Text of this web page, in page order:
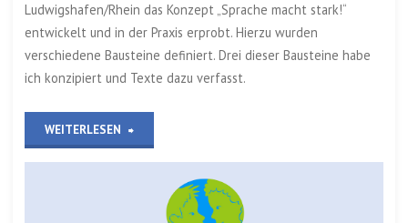
Ludwigshafen/Rhein das Konzept „Sprache macht stark!“
entwickelt und in der Praxis erprobt. Hierzu wurden
verschiedene Bausteine definiert. Drei dieser Bausteine habe
ich konzipiert und Texte dazu verfasst.
WEITERLESEN „Sprache
macht